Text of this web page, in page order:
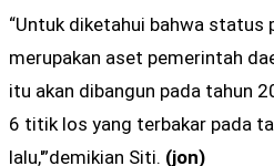
“Untuk diketahui bahwa status
merupakan aset pemerintah
itu akan dibangun pada tahun
6 titik los yang terbakar pada
lalu,'”demikian Siti. (jon)